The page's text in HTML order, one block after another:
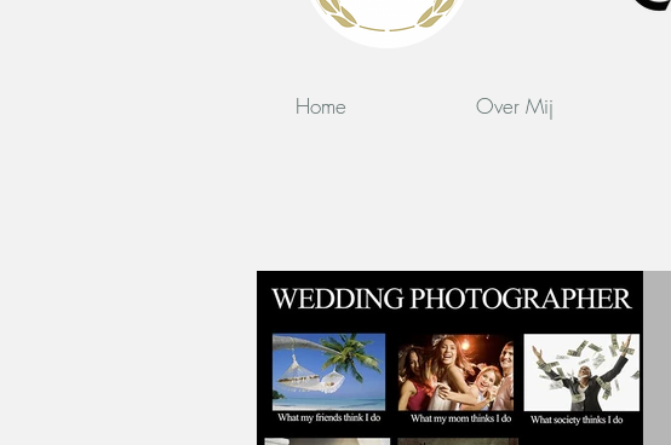
Home Over Mij